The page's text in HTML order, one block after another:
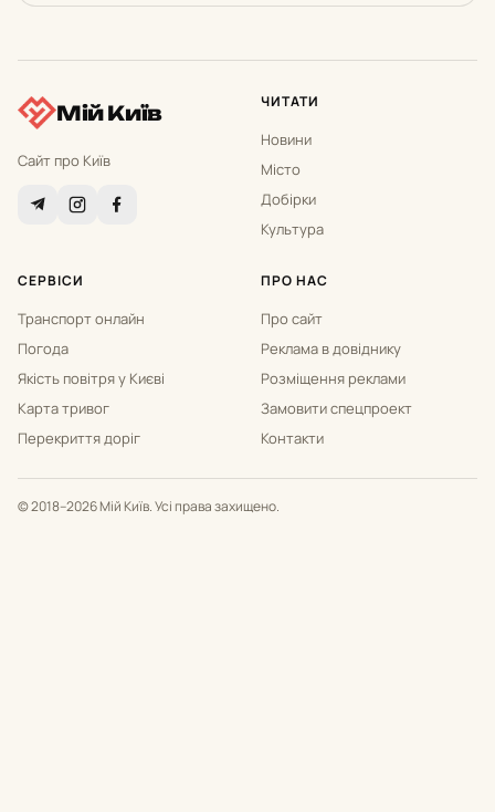
Мій Київ
Сайт про Київ
ЧИТАТИ
Новини
Місто
Добірки
Культура
СЕРВІСИ
Транспорт онлайн
Погода
Якість повітря у Києві
Карта тривог
Перекриття доріг
ПРО НАС
Про сайт
Реклама в довіднику
Розміщення реклами
Замовити спецпроект
Контакти
© 2018–2026 Мій Київ. Усі права захищено.